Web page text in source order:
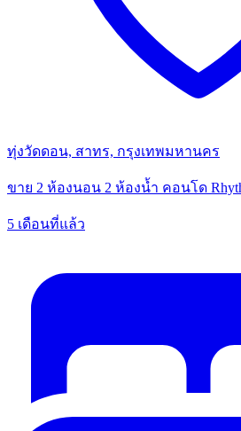
ทุ่งวัดดอน, สาทร, กรุงเทพมหานคร
ขาย 2 ห้องนอน 2 ห้องน้ำ คอนโด
5 เดือนที่แล้ว